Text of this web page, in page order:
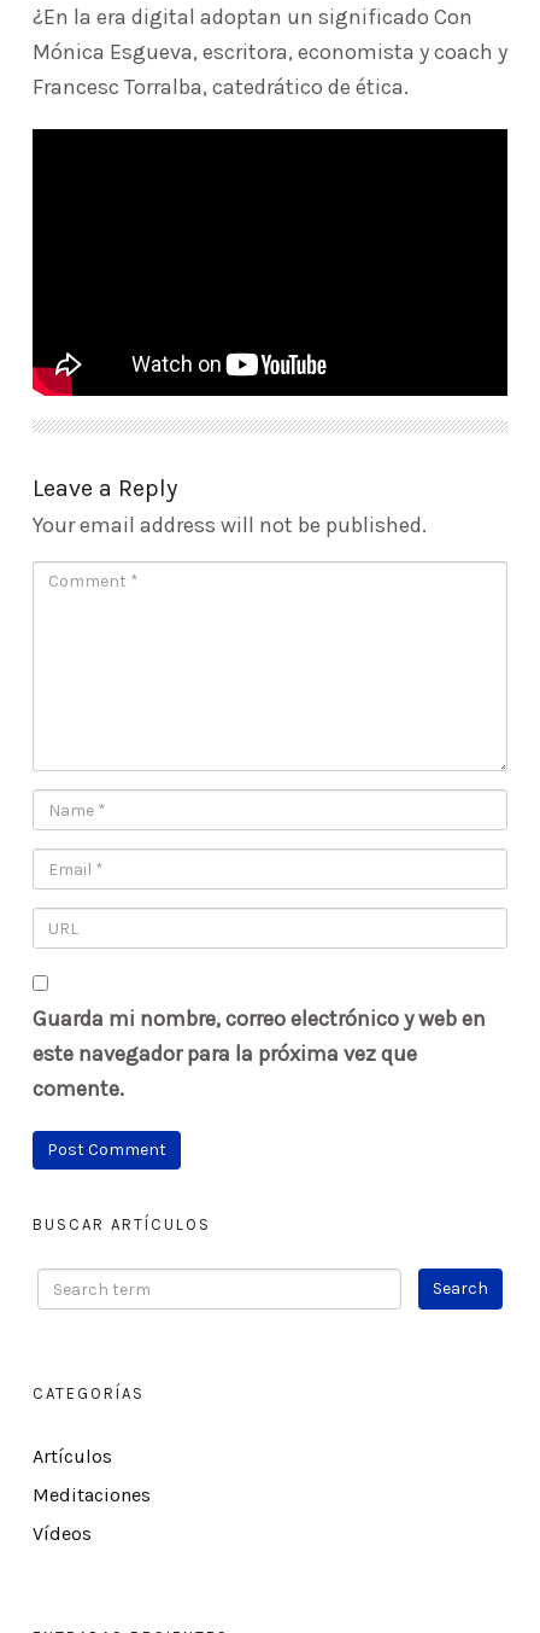
¿En la era digital adoptan un significado Con
Mónica Esgueva, escritora, economista y coach y
Francesc Torralba, catedrático de ética.
Leave a Reply
Your email address will not be published.
Guarda mi nombre, correo electrónico y web en
este navegador para la próxima vez que
comente.
BUSCAR ARTÍCULOS
CATEGORÍAS
Artículos
Meditaciones
Vídeos